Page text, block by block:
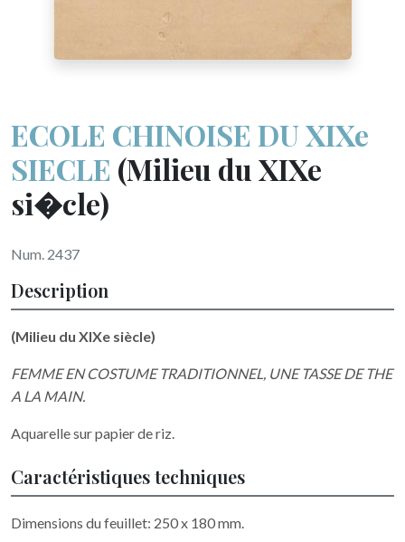
ECOLE CHINOISE DU XIXe
SIECLE (Milieu du XIXe
si�cle)
Num. 2437
Description
(Milieu du XIXe siècle)
FEMME EN COSTUME TRADITIONNEL, UNE TASSE DE THE
A LA MAIN.
Aquarelle sur papier de riz.
Caractéristiques techniques
Dimensions du feuillet: 250 x 180 mm.